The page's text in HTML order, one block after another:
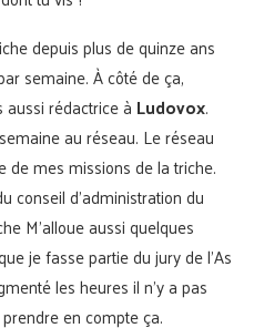
depuis plus de quinze ans
semaine. À côté de ça,
rédactrice à Ludovox.
au réseau. Le réseau
de mes missions de la triche.
conseil d’administration du
M’alloue aussi quelques
je fasse partie du jury de l’As
les heures il n’y a pas
en compte ça.